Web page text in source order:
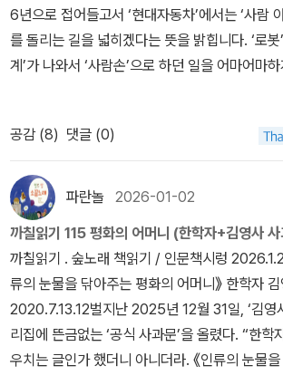
6년으로 접어들고서 ‘현대자동차’에서는 ‘사람
를 돌리는 길을 넓히겠다는 뜻을 밝힙니다. ‘로봇
계’가 나와서 ‘사람손’으로 하던 일을 어마어마
청나게 버리거나 집어치우거나 잊었어요. 손빛
전이라면 어떤 틀(기계·AI)이 있더라도 대수롭지
손끝”으로 이곳을 가꾸니까요. 《과학사의 뒷이
처음 나왔고, “우주여행과 전자두뇌와 로봇이
학세계를 해부하는 시리이즈” 같은 작은이름이
아닌 2026년 즈음에 여러모로 시끌시끌하지만
년에는 하나도 안 대수롭게 여길 수 있습니다. 예
손일을 하는 사람이 많을 뿐 아니라, 굳이 손전화
고 손빨래를 하고 두바퀴를 달리는 사람도 많아
“손수 하고 손수 일하고 손수 가꾸는 곳”에는 ‘
수 안 하고서 맡기거나 시키는 곳에는 아무 이
공감 (8) 댓글 (0)
파란놀 2026-01-02
까칠읽기 115 평화의 어머니 (한학자+김영사
까칠읽기 . 숲노래 책읽기 / 인문책시렁
류의 눈물을 닦아주는 평화의 어머니》 한학자
2020.7.13.12벌지난 2025년 12월 31일, ‘김영
리집에 뜬금없는 ‘공식 사과문’을 올렸다. “한학
우치는 글인가 했더니 아니더라. 《인류의 눈물